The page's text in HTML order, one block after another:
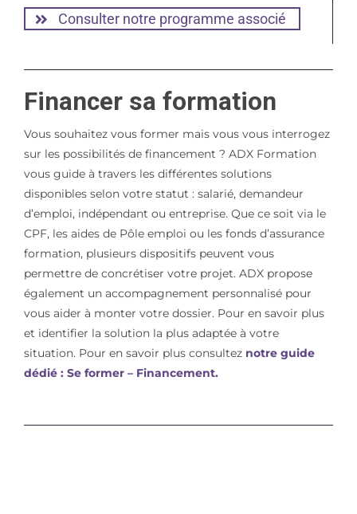
Consulter notre programme associé
Financer sa formation
Vous souhaitez vous former mais vous vous interrogez
sur les possibilités de financement ? ADX Formation
vous guide à travers les différentes solutions
disponibles selon votre statut : salarié, demandeur
d’emploi, indépendant ou entreprise. Que ce soit via le
CPF, les aides de Pôle emploi ou les fonds d’assurance
formation, plusieurs dispositifs peuvent vous
permettre de concrétiser votre projet. ADX propose
également un accompagnement personnalisé pour
vous aider à monter votre dossier. Pour en savoir plus
et identifier la solution la plus adaptée à votre
situation. Pour en savoir plus consulteznotre guide
dédié : Se former – Financement.